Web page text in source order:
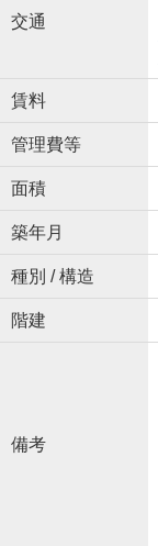
交通
賃料
管理費等
面積
築年月
種別 / 構造
階建
備考